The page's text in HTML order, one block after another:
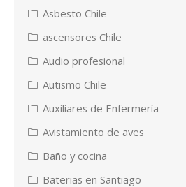
Asbesto Chile
ascensores Chile
Audio profesional
Autismo Chile
Auxiliares de Enfermería
Avistamiento de aves
Baño y cocina
Baterias en Santiago